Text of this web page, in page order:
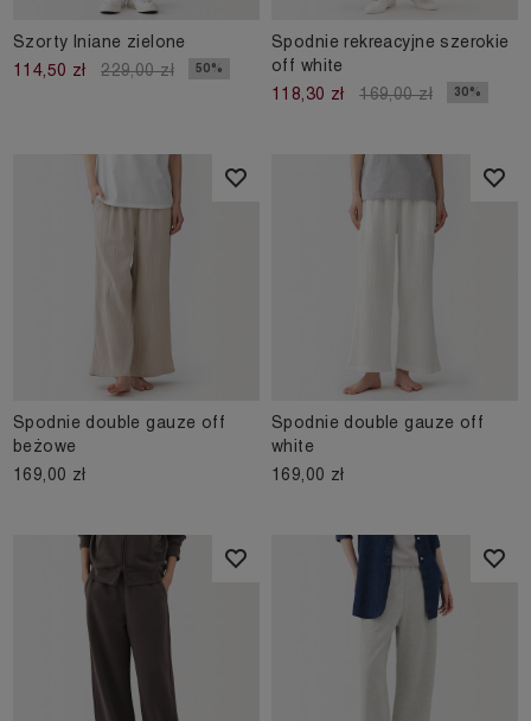
Szorty lniane zielone
114,50 zł
229,00 zł 50%
Spodnie rekreacyjne szerokie
off white
118,30 zł
169,00 zł 30%
Spodnie double gauze off
beżowe
169,00 zł
Spodnie double gauze off
white
169,00 zł